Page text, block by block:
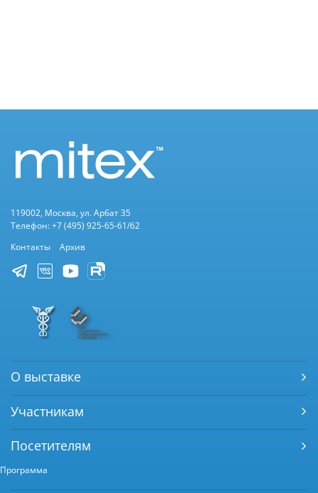
119002, Москва, ул. Арбат 35
Телефон: +7 (495) 925-65-61/62
Контакты
Архив
О выставке
Участникам
Посетителям
Программа